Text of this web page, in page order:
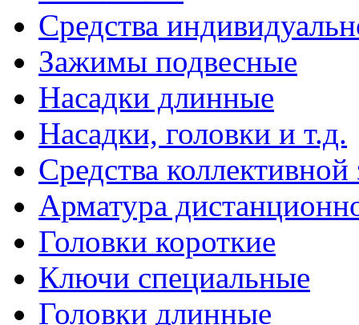
Средства
Зажимы подвесные
Насадки длинные
Насадки, головки и т.д.
Средства
Арматура
Головки короткие
Ключи специальные
Головки длинные